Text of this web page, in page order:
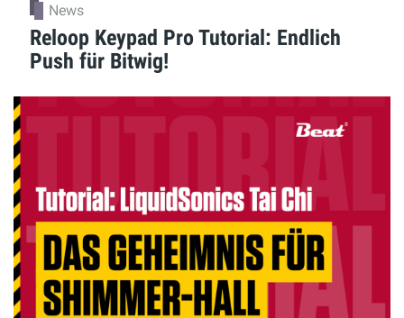
News
Reloop Keypad Pro Tutorial: Endlich
Push für Bitwig!